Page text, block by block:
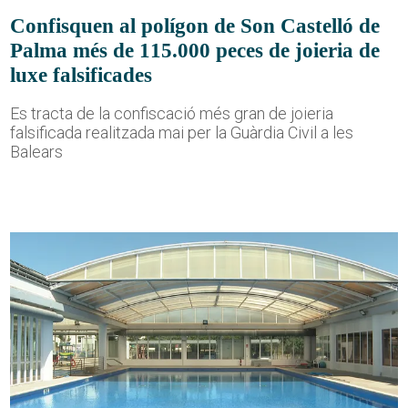
Confisquen al polígon de Son Castelló de
Palma més de 115.000 peces de joieria de
luxe falsificades
Es tracta de la confiscació més gran de joieria
falsificada realitzada mai per la Guàrdia Civil a les
Balears